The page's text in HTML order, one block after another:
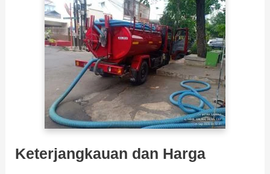
Keterjangkauan dan Harga